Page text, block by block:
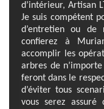
d’intérieur, Artisan
Je suis compétent
d’entretien ou de
confierez à
accomplir les
arbres de
feront dans le
d’éviter tous
vous serez